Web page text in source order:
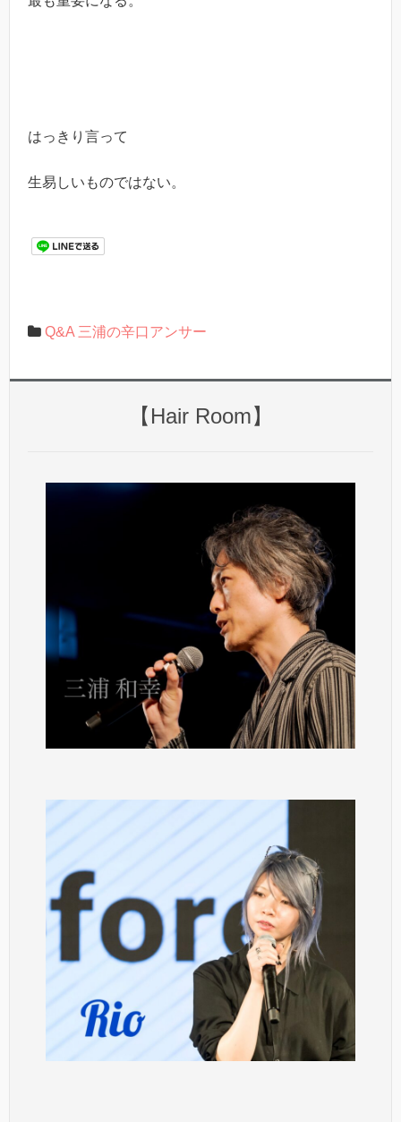
はっきり言って
生易しいものではない。
Q&A 三浦の辛口アンサー
【Hair Room】